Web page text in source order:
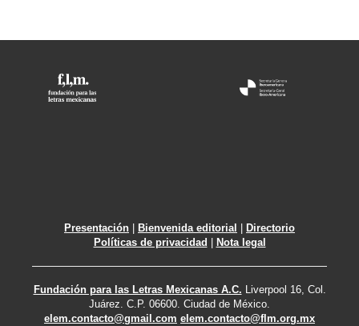
Presentación Bienvenida editorial
Directorio
Políticas de privacidad
Nota legal
Fundación para las Letras Mexicanas A.C. Liverpool 16, Col.
Juárez. C.P. 06600. Ciudad de México.
elem.contacto@gmail.com elem.contacto@flm.org.mx